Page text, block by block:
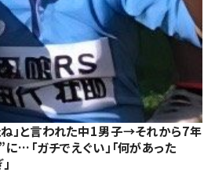
」と言われた中1男子→それから7年
…「ガチでえぐい」「何があった